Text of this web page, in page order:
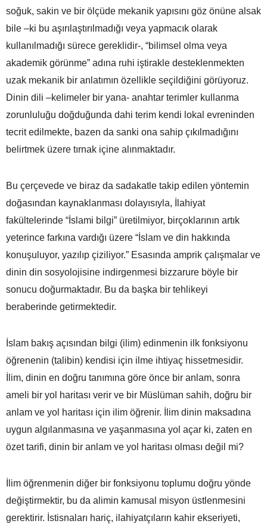
soğuk, sakin ve bir ölçüde mekanik yapısını göz önüne alsak
bile –ki bu aşırılaştırılmadığı veya yapmacık olarak
kullanılmadığı sürece gereklidir-, “bilimsel olma veya
akademik görünme” adına ruhi iştirakle desteklenmekten
uzak mekanik bir anlatımın özellikle seçildiğini görüyoruz.
Dinin dili –kelimeler bir yana- anahtar terimler kullanma
zorunluluğu doğduğunda dahi terim kendi lokal evreninden
tecrit edilmekte, bazen da sanki ona sahip çıkılmadığını
belirtmek üzere tırnak içine alınmaktadır.
Bu çerçevede ve biraz da sadakatle takip edilen yöntemin
doğasından kaynaklanması dolayısıyla, İlahiyat
fakültelerinde “İslami bilgi” üretilmiyor, birçoklarının artık
yeterince farkına vardığı üzere “İslam ve din hakkında
konuşuluyor, yazılıp çiziliyor.” Esasında amprik çalışmalar ve
dinin din sosyolojisine indirgenmesi bizzarure böyle bir
sonucu doğurmaktadır. Bu da başka bir tehlikeyi
beraberinde getirmektedir.
İslam bakış açısından bilgi (ilim) edinmenin ilk fonksiyonu
öğrenenin (talibin) kendisi için ilme ihtiyaç hissetmesidir.
İlim, dinin en doğru tanımına göre önce bir anlam, sonra
ameli bir yol haritası verir ve bir Müslüman sahih, doğru bir
anlam ve yol haritası için ilim öğrenir. İlim dinin maksadına
uygun algılanmasına ve yaşanmasına yol açar ki, zaten en
özet tarifi, dinin bir anlam ve yol haritası olması değil mi?
İlim öğrenmenin diğer bir fonksiyonu toplumu doğru yönde
değiştirmektir, bu da alimin kamusal misyon üstlenmesini
gerektirir. İstisnaları hariç, ilahiyatçıların kahir ekseriyeti,